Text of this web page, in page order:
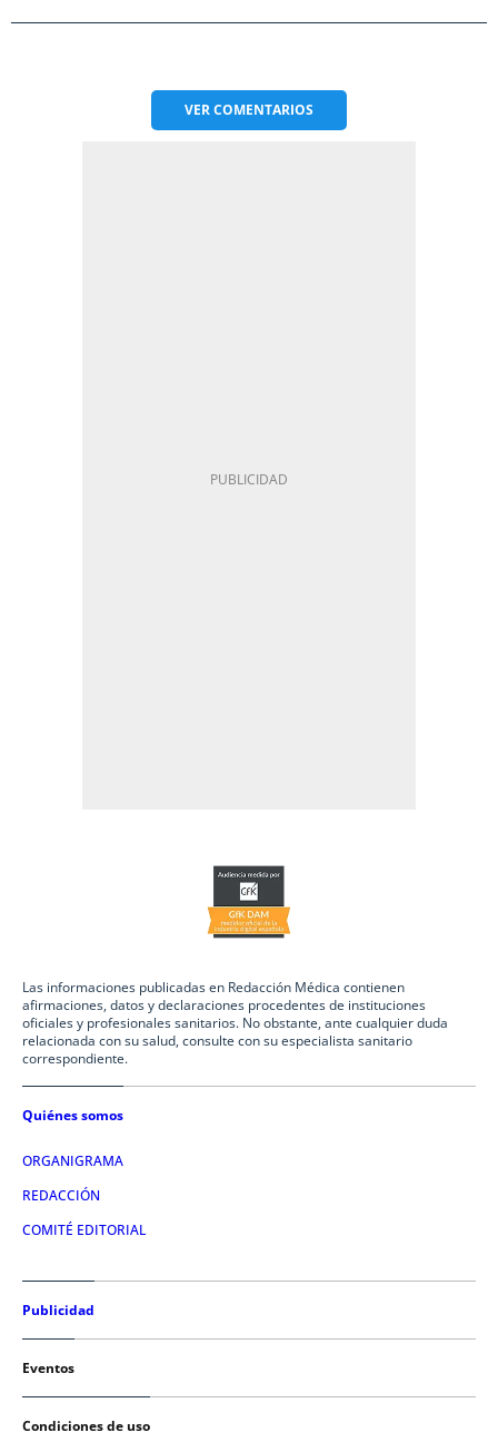
VERCOMENTARIOS
Las informaciones publicadas en Redacción Médica contienen
afirmaciones, datos y declaraciones procedentes de instituciones
oficiales y profesionales sanitarios. No obstante, ante cualquier duda
relacionada con su salud, consulte con su especialista sanitario
correspondiente.
Quiénes somos
ORGANIGRAMA
REDACCIÓN
COMITÉ EDITORIAL
Publicidad
Eventos
Condiciones de uso